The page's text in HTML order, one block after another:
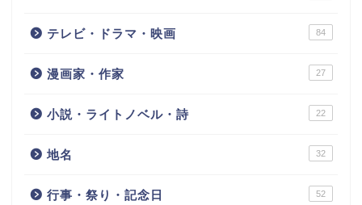
テレビ・ドラマ・映画 84
漫画家・作家 27
小説・ライトノベル・詩 22
地名 32
行事・祭り・記念日 52